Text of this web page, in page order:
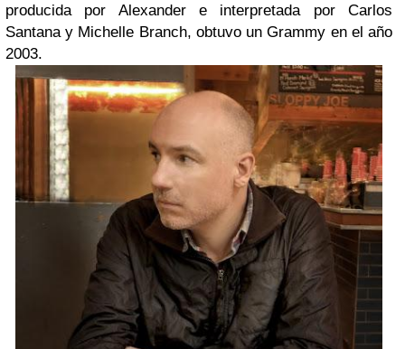
producida por Alexander e interpretada por Carlos
Santana y Michelle Branch, obtuvo un Grammy en el año
2003.